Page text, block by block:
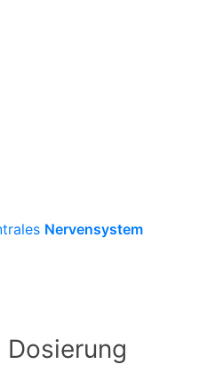
Nervensystem